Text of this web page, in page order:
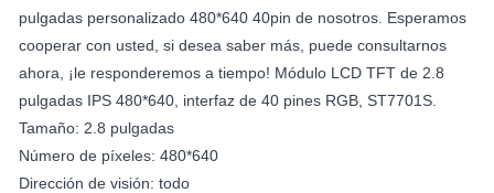
pulgadas personalizado 480*640 40pin de nosotros. Esperamos
cooperar con usted, si desea saber más, puede consultarnos
ahora, ¡le responderemos a tiempo! Módulo LCD TFT de 2.8
pulgadas IPS 480*640, interfaz de 40 pines RGB, ST7701S.
Tamaño: 2.8 pulgadas
Número de píxeles: 480*640
Dirección de visión: todo